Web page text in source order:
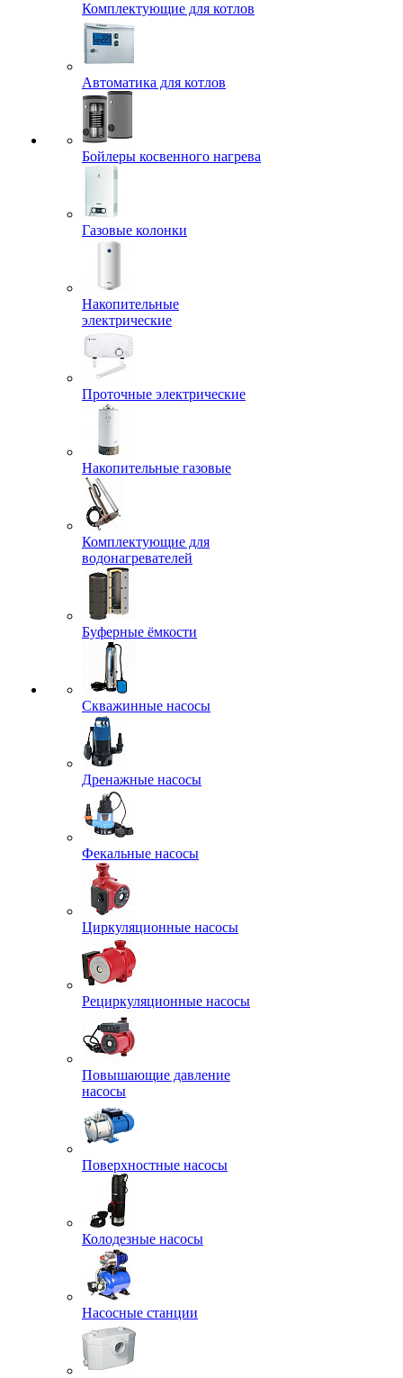
Комплектующие для котлов
Автоматика для котлов
Бойлеры косвенного нагрева
Газовые колонки
Накопительные
электрические
Проточные электрические
Накопительные газовые
Комплектующие для
водонагревателей
Буферные ёмкости
Скважинные насосы
Дренажные насосы
Фекальные насосы
Циркуляционные насосы
Рециркуляционные насосы
Повышающие давление
насосы
Поверхностные насосы
Колодезные насосы
Насосные станции